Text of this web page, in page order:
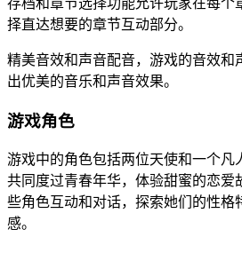
存档和章节选择功能允许玩家在每个
择直达想要的章节互动部分。
精美音效和声音配音，游戏的音效和
出优美的音乐和声音效果。
游戏角色
游戏中的角色包括两位天使和一个凡
共同度过青春年华，体验甜蜜的恋爱
些角色互动和对话，探索她们的性格
感。